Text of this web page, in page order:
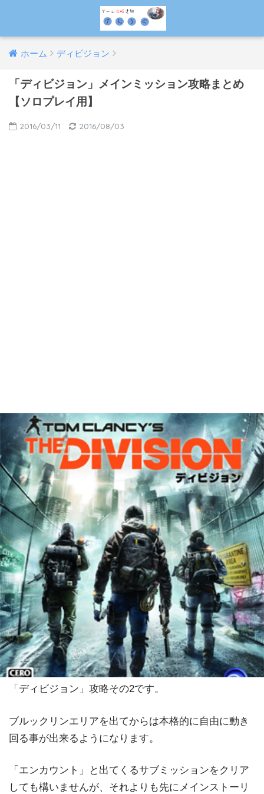
ホーム ディビジョン
「ディビジョン」メインミッション攻略まとめ
【ソロプレイ用】
2016/03/11 2016/08/03
「ディビジョン」攻略その2です。
ブルックリンエリアを出てからは本格的に自由に動き
回る事が出来るようになります。
「エンカウント」と出てくるサブミッションをクリア
しても構いませんが、それよりも先にメインストーリ